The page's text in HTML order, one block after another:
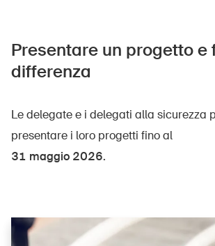
Presentare un progetto e
differenza
Le delegate e i delegati alla sicurezza
presentare i loro progetti fino al
31 maggio 2026.